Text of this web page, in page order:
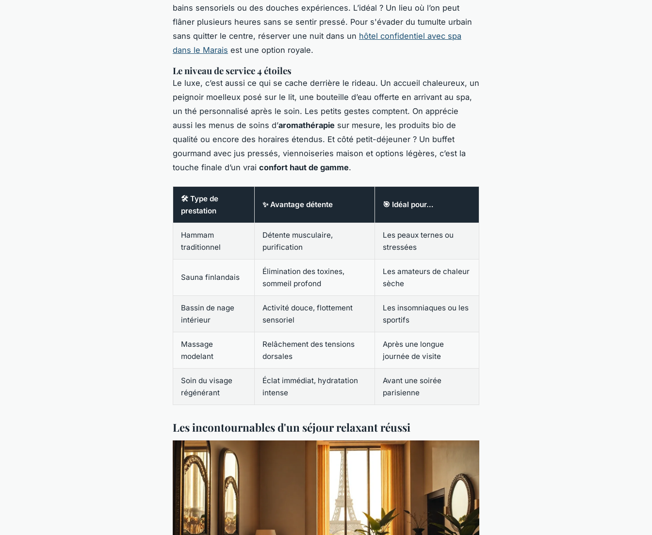
bains sensoriels ou des douches expériences. L’idéal ? Un lieu où l’on peut
flâner plusieurs heures sans se sentir pressé. Pour s'évader du tumulte urbain
sans quitter le centre, réserver une nuit dans un hôtel confidentiel avec spa
dans le Marais est une option royale.
Le niveau de service 4 étoiles
Le luxe, c’est aussi ce qui se cache derrière le rideau. Un accueil chaleureux, un
peignoir moelleux posé sur le lit, une bouteille d’eau offerte en arrivant au spa,
un thé personnalisé après le soin. Les petits gestes comptent. On apprécie
aussi les menus de soins d’aromathérapie sur mesure, les produits bio de
qualité ou encore des horaires étendus. Et côté petit-déjeuner ? Un buffet
gourmand avec jus pressés, viennoiseries maison et options légères, c’est la
touche finale d’un vrai confort haut de gamme.
🛠️ Type de
prestation
✨ Avantage détente 🎯 Idéal pour…
Hammam
traditionnel
Détente musculaire,
purification
Les peaux ternes ou
stressées
Sauna finlandais
Élimination des toxines,
sommeil profond
Les amateurs de chaleur
sèche
Bassin de nage
intérieur
Activité douce, flottement
sensoriel
Les insomniaques ou les
sportifs
Massage
modelant
Relâchement des tensions
dorsales
Après une longue
journée de visite
Soin du visage
régénérant
Éclat immédiat, hydratation
intense
Avant une soirée
parisienne
Les incontournables d'un séjour relaxant réussi